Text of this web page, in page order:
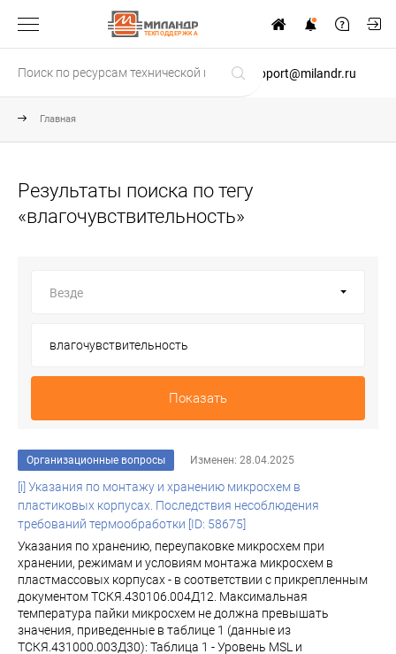
ТЕХПОДДЕРЖКА
support@milandr.ru
Главная
Результаты поиска по тегу
«влагочувствительность»
Везде
Показать
Организационные вопросы Изменен: 28.04.2025
[i] Указания по монтажу и хранению микросхем в
пластиковых корпусах. Последствия несоблюдения
требований термообработки [ID: 58675]
Указания по хранению, переупаковке микросхем при
хранении, режимам и условиям монтажа микросхем в
пластмассовых корпусах - в соответствии с прикрепленным
документом ТСКЯ.430106.004Д12. Максимальная
температура пайки микросхем не должна превышать
значения, приведенные в таблице 1 (данные из
ТСКЯ.431000.003Д30): Таблица 1 - Уровень MSL и